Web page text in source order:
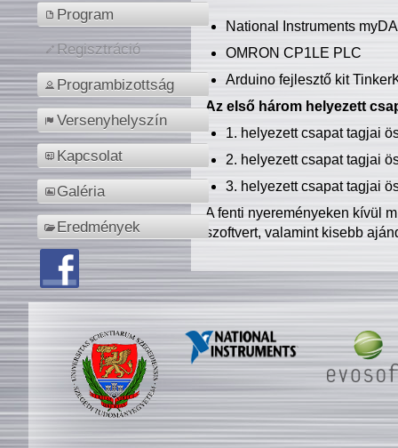
Program
Regisztráció
Programbizottság
Versenyhelyszín
Kapcsolat
Galéria
Eredmények
National Instruments
OMRON CP1LE PLC
Arduino fejlesztő kit
Az első három helyezett
1. helyezett csapat tagjai
2. helyezett csapat tagjai
3. helyezett csapat tagjai
A fenti nyereményeken kívül
szoftvert, valamint kisebb